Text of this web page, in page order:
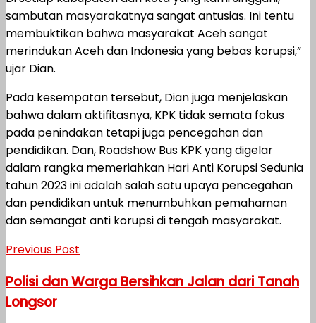
sambutan masyarakatnya sangat antusias. Ini tentu
membuktikan bahwa masyarakat Aceh sangat
merindukan Aceh dan Indonesia yang bebas korupsi,”
ujar Dian.
Pada kesempatan tersebut, Dian juga menjelaskan
bahwa dalam aktifitasnya, KPK tidak semata fokus
pada penindakan tetapi juga pencegahan dan
pendidikan. Dan, Roadshow Bus KPK yang digelar
dalam rangka memeriahkan Hari Anti Korupsi Sedunia
tahun 2023 ini adalah salah satu upaya pencegahan
dan pendidikan untuk menumbuhkan pemahaman
dan semangat anti korupsi di tengah masyarakat.
Previous Post
Polisi dan Warga Bersihkan Jalan dari Tanah
Longsor